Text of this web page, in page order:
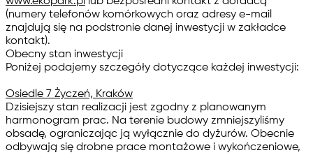
(numery telefonów komórkowych oraz adresy e-mail
znajdują się na podstronie danej inwestycji w zakładce
kontakt).
Obecny stan inwestycji
Poniżej podajemy szczegóły dotyczące każdej inwestycji:
Osiedle 7 Życzeń, Kraków
Dzisiejszy stan realizacji jest zgodny z planowanym
harmonogram prac. Na terenie budowy zmniejszyliśmy
obsadę, ograniczając ją wyłącznie do dyżurów. Obecnie
odbywają się drobne prace montażowe i wykończeniowe,